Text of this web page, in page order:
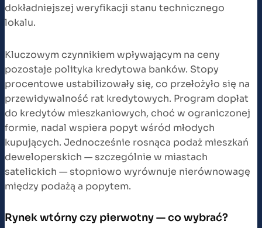
dokładniejszej weryfikacji stanu technicznego
lokalu.
Kluczowym czynnikiem wpływającym na ceny
pozostaje polityka kredytowa banków. Stopy
procentowe ustabilizowały się, co przełożyło się na
przewidywalność rat kredytowych. Program dopłat
do kredytów mieszkaniowych, choć w ograniczonej
formie, nadal wspiera popyt wśród młodych
kupujących. Jednocześnie rosnąca podaż mieszkań
deweloperskich — szczególnie w miastach
satelickich — stopniowo wyrównuje nierównowagę
między podażą a popytem.
Rynek wtórny czy pierwotny — co wybrać?